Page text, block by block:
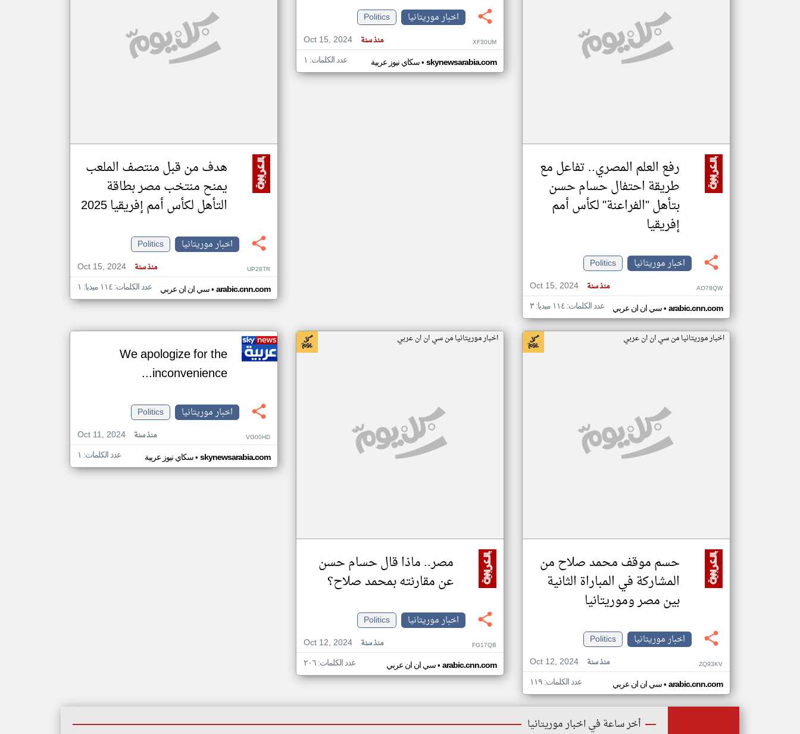
مصادر الأخبار من موريتانيا
رفع العلم المصري.. تفاعل مع
طريقة احتفال حسام حسن
بتأهل "الفراعنة" لكأس أمم
إفريقيا
اخبار موريتانيا
Politics
Oct 15, 2024
منذ سنة AO78QW
سي ان ان عربي• arabic.cnn.com عدد الكلمات: ١١٤ ميديا: ٣
اخبار موريتانيا
Politics
Oct 15, 2024
منذ سنة XF30UM
سكاي نيوز عربية• skynewsarabia.com عدد الكلمات: ١
هدف من قبل منتصف الملعب
يمنح منتخب مصر بطاقة
التأهل لكأس أمم إفريقيا 2025
اخبار موريتانيا
Politics
Oct 15, 2024
منذ سنة UP28TR
سي ان ان عربي• arabic.cnn.com عدد الكلمات: ١١٤ ميديا: ١
اخبار موريتانيا من سي ان ان عربي
حسم موقف محمد صلاح من
المشاركة في المباراة الثانية
بين مصر وموريتانيا
اخبار موريتانيا
Politics
Oct 12, 2024
منذ سنة ZQ93KV
سي ان ان عربي• arabic.cnn.com عدد الكلمات: ١١٩
اخبار موريتانيا من سي ان ان عربي
مصر.. ماذا قال حسام حسن
عن مقارنته بمحمد صلاح؟
اخبار موريتانيا
Politics
Oct 12, 2024
منذ سنة FG17QB
سي ان ان عربي• arabic.cnn.com عدد الكلمات: ٢٠٦
We apologize for the
inconvenience...
اخبار موريتانيا
Politics
Oct 11, 2024
منذ سنة VG00HD
سكاي نيوز عربية• skynewsarabia.com عدد الكلمات: ١
أخر ساعة في اخبار موريتانيا